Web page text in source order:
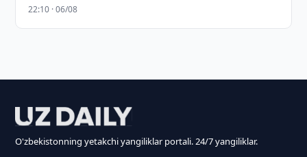
22:10 · 06/08
O'zbekistonning yetakchi yangiliklar portali. 24/7 yangiliklar.